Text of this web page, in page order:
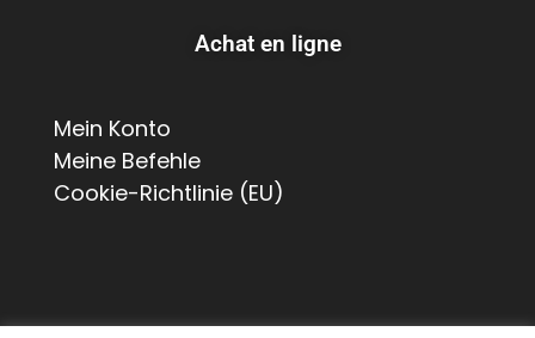
Achat en ligne
Mein Konto
Meine Befehle
Cookie-Richtlinie (EU)